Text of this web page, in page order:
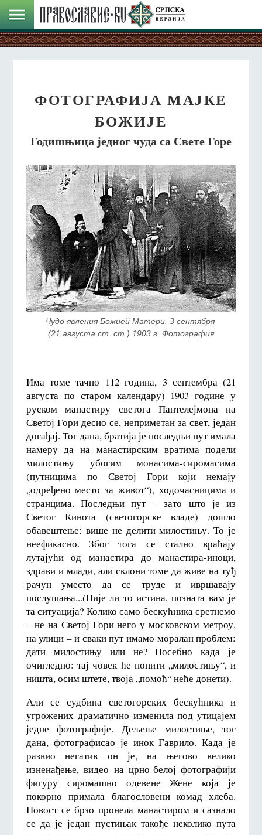
ФОТОГРАФИЈА МАЈКЕ
БОЖИЈЕ
Годишњица једног чуда са Свете Горе
Чудо явления Божией Матери. 3 сентября
(21 августа ст. ст.) 1903 г. Фотография
Има томе тачно 112 година, 3 септембра (21
августа по старом календару) 1903 године у
руском манастиру светога Пантелејмона на
Светој Гори десио се, неприметан за свет, један
догађај. Тог дана, братија је последњи пут имала
намеру да на манастирским вратима подели
милостињу убогим монасима-сиромасима
(путницима по Светој Гори који немају
„одређено место за живот“), ходочасницима и
странцима. Последњи пут – зато што је из
Светог Кинота (светогорске владе) дошло
обавештење: више не делити милостињу. То је
неефикасно. Због тога се стално враћају
лутајући од манастира до манастира-иноци,
здрави и млади, али склони томе да живе на туђ
рачун уместо да се труде и ивршавају
послушања...(Није ли то истина, позната вам је
та ситуација? Колико само бескућника сретнемо
– не на Светој Гори него у московском метроу,
на улици – и сваки пут имамо моралан проблем:
дати милостињу или не? Посебно када је
очигледно: тај човек ће попити „милостињу“, и
ништа, осим штете, твоја „помоћ“ неће донети).
Али се судбина светогорских бескућника и
угрожених драматично изменила под утицајем
једне фотографије. Дељење милостиње, тог
дана, фотографисао је инок Гаврило. Када је
развио негатив он је, на његово велико
изненађење, видео на црно-белој фотографији
фигуру сиромашно одевене Жене која је
покорно примала благословени комад хлеба.
Новост се брзо пронела манастиром и сазнало
се да је један пустињак такође неколико пута